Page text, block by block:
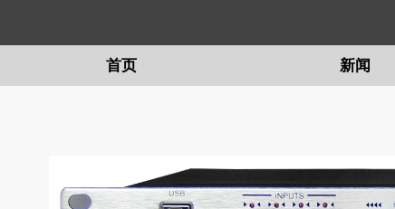
首页 新闻